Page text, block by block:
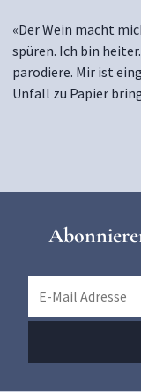
«Der Wein macht
spüren. Ich bin
parodiere. Mir ist
Unfall zu Papier